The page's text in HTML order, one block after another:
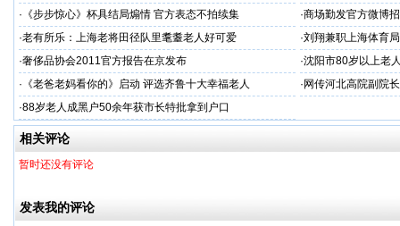
· 《步步惊心》杯具结局煽情 官方表态不拍续集 ·商场勤发官方微博
·老有所乐：上海老将田径队里耄耋老人好可爱 ·刘翔兼职上海体育
·奢侈品协会2011官方报告在京发布 ·沈阳市80岁以上老
· 《老爸老妈看你的》启动 评选齐鲁十大幸福老人 · 网传河北高院副院
·88岁老人成黑户50余年获市长特批拿到户口
相关评论
暂时还没有评论
发表我的评论